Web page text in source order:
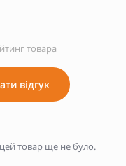
товара
відгук
цей товар ще не було.